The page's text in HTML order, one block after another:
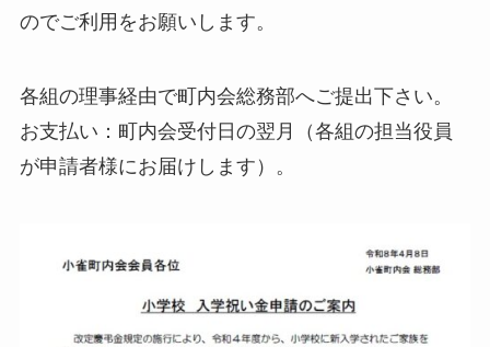
のでご利用をお願いします。
各組の理事経由で町内会総務部へご提出下さい。
お支払い：町内会受付日の翌月（各組の担当役員
が申請者様にお届けします）。